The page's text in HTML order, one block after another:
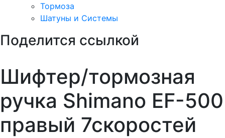
Тормоза
Шатуны и Системы
Поделится ссылкой
Шифтер/тормозная
ручка Shimano EF-500
правый 7скоростей